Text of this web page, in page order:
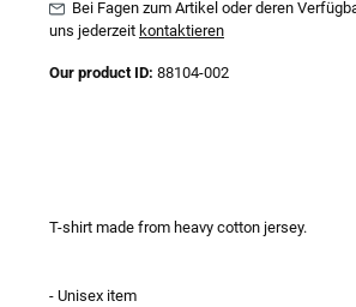
Bei Fagen zum Artikel oder deren
uns jederzeit kontaktieren
Our product ID: 88104-002
T-shirt made from heavy cotton jersey.
- Unisex item